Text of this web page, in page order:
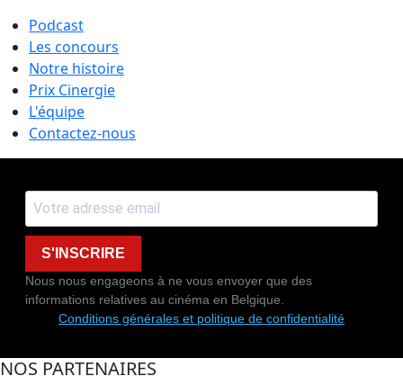
Podcast
Les concours
Notre histoire
Prix Cinergie
L'équipe
Contactez-nous
S'INSCRIRE
Nous nous engageons à ne vous envoyer que des
informations relatives au cinéma en Belgique.
Conditions générales et politique de confidentialité
NOS PARTENAIRES